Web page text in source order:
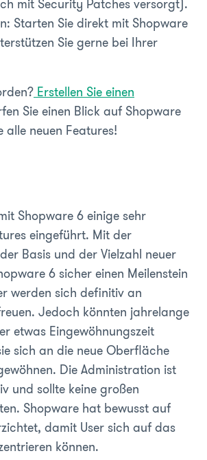
mit Security Patches versorgt).
Starten Sie direkt mit Shopware
Sie gerne bei Ihrer
Erstellen Sie einen
Sie einen Blick auf Shopware
alle neuen Features!
Shopware 6 einige sehr
eingeführt. Mit der
Basis und der Vielzahl neuer
6 sicher einen Meilenstein
werden sich definitiv an
Jedoch könnten jahrelange
etwas Eingewöhnungszeit
sich an die neue Oberfläche
Die Administration ist
und sollte keine großen
Shopware hat bewusst auf
damit User sich auf das
können.